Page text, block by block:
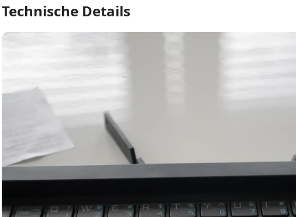
Technische Details